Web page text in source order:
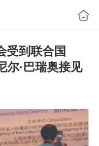
受到联合国
尔·巴瑞奥接见